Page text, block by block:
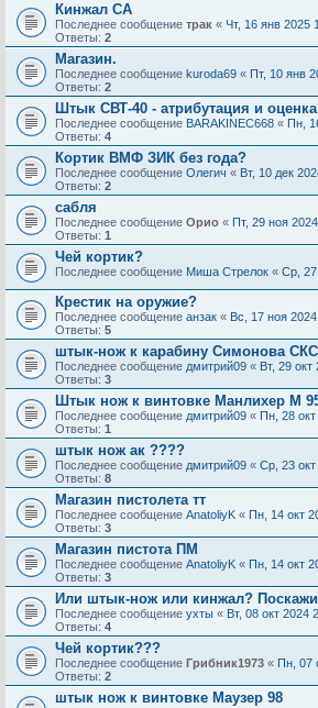
Кинжал СА
Последнее сообщение трак « Чт, 16 янв 2025
Ответы: 2
Магазин.
Последнее сообщение kuroda69 « Пт, 10 янв
Ответы: 2
Штык СВТ-40 - атрибутация и
Последнее сообщение BARAKINEC668 « Пн,
Ответы: 4
Кортик ВМФ ЗИК без года?
Последнее сообщение Олегич « Вт, 10 дек
Ответы: 2
сабля
Последнее сообщение Орио « Пт, 29 ноя
Ответы: 1
Чей кортик?
Последнее сообщение Миша Стрелок « Ср, 27
Крестик на оружие?
Последнее сообщение анзак « Вс, 17 ноя
Ответы: 5
штык-нож к карабину Симонова
Последнее сообщение дмитрий09 « Вт, 29 окт
Ответы: 3
Штык нож к винтовке Манлихер М
Последнее сообщение дмитрий09 « Пн, 28 окт
Ответы: 1
штык нож ак ????
Последнее сообщение дмитрий09 « Ср, 23
Ответы: 8
Магазин пистолета тт
Последнее сообщение AnatoliyK « Пн, 14 окт
Ответы: 3
Магазин пистота ПМ
Последнее сообщение AnatoliyK « Пн, 14 окт
Ответы: 3
Или штык-нож или кинжал?
Последнее сообщение ухты « Вт, 08 окт 2024
Ответы: 4
Чей кортик???
Последнее сообщение Грибник1973 « Пн, 07
Ответы: 2
штык нож к винтовке Маузер 98